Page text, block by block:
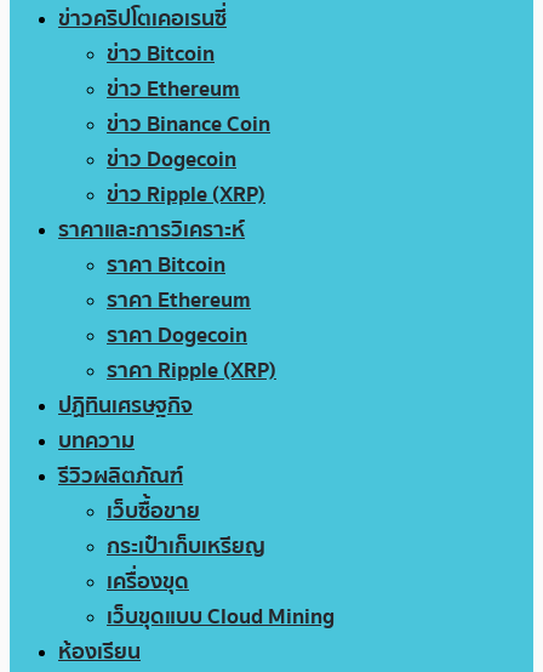
ข่าวคริปโตเคอเรนซี่
ข่าว Bitcoin
ข่าว Ethereum
ข่าว Binance Coin
ข่าว Dogecoin
ข่าว Ripple (XRP)
ราคาและการวิเคราะห์
ราคา Bitcoin
ราคา Ethereum
ราคา Dogecoin
ราคา Ripple (XRP)
ปฏิทินเศรษฐกิจ
บทความ
รีวิวผลิตภัณฑ์
เว็บซื้อขาย
กระเป๋าเก็บเหรียญ
เครื่องขุด
เว็บขุดแบบ Cloud Mining
ห้องเรียน